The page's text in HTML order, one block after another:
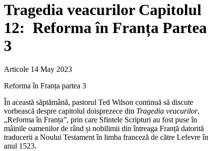
Tragedia veacurilor Capitolul
12: Reforma în Franța Partea
3
Articole 14 May 2023
Reforma în Franța partea 3
În această săptămână, pastorul Ted Wilson continuă să discute
vorbească despre capitolul doisprezece din Tragedia veacurilor,
„Reforma în Franța”, prin care Sfintele Scripturi au fost puse în
mâinile oamenilor de rând și nobilimii din întreaga Franță datorită
traducerii a Noului Testament în limba franceză de către Lefevre în
anul 1523.